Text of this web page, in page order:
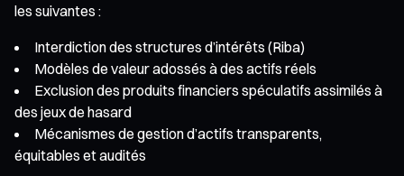
les suivantes :
Interdiction des structures d’intérêts (Riba)
Modèles de valeur adossés à des actifs réels
Exclusion des produits financiers spéculatifs assimilés à
des jeux de hasard
Mécanismes de gestion d’actifs transparents,
équitables et audités